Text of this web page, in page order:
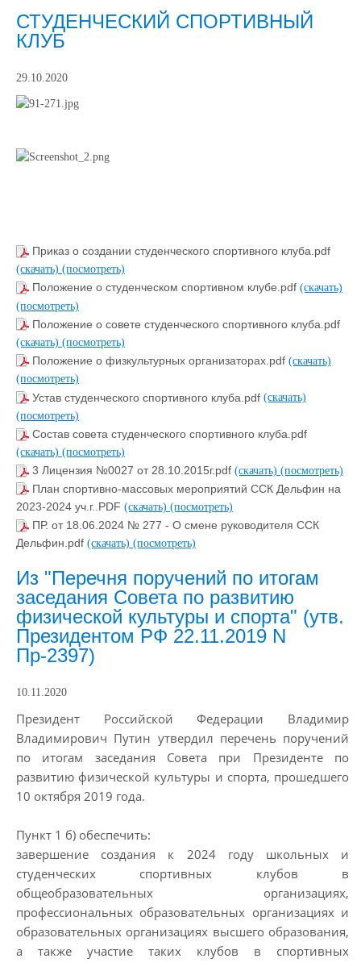
СТУДЕНЧЕСКИЙ СПОРТИВНЫЙ
КЛУБ
29.10.2020
Приказ о создании студенческого спортивного клуба.pdf
(скачать) (посмотреть)
Положение о студенческом спортивном клубе.pdf (скачать)
(посмотреть)
Положение о совете студенческого спортивного клуба.pdf
(скачать) (посмотреть)
Положение о физкультурных организаторах.pdf (скачать)
(посмотреть)
Устав студенческого спортивного клуба.pdf (скачать)
(посмотреть)
Состав совета студенческого спортивного клуба.pdf
(скачать) (посмотреть)
3 Лицензия №0027 от 28.10.2015г.pdf (скачать) (посмотреть)
План спортивно-массовых мероприятий ССК Дельфин на
2023-2024 уч.г..PDF (скачать) (посмотреть)
ПР. от 18.06.2024 № 277 - О смене руководителя ССК
Дельфин.pdf (скачать) (посмотреть)
Из "Перечня поручений по итогам
заседания Совета по развитию
физической культуры и спорта" (утв.
Президентом РФ 22.11.2019 N
Пр-2397)
10.11.2020
Президент Российской Федерации Владимир
Владимирович Путин утвердил перечень поручений
по итогам заседания Совета при Президенте по
развитию физической культуры и спорта, прошедшего
10 октября 2019 года.
Пункт 1 б) обеспечить:
завершение создания к 2024 году школьных и
студенческих спортивных клубов в
общеобразовательных организациях,
профессиональных образовательных организациях и
образовательных организациях высшего образования,
а также участие таких клубов в спортивных